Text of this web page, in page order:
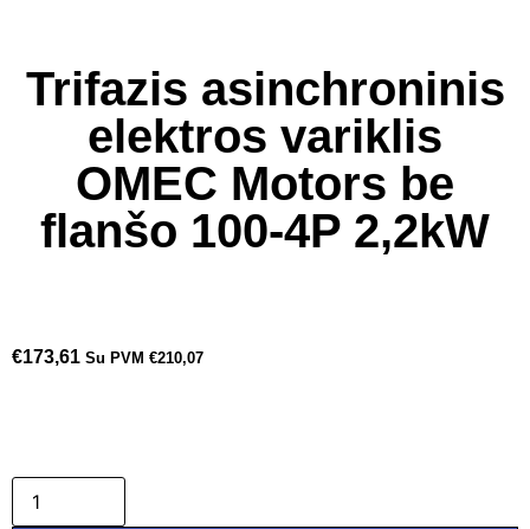
Trifazis asinchroninis
elektros variklis
OMEC Motors be
flanšo 100-4P 2,2kW
€173,61 Su PVM €210,07